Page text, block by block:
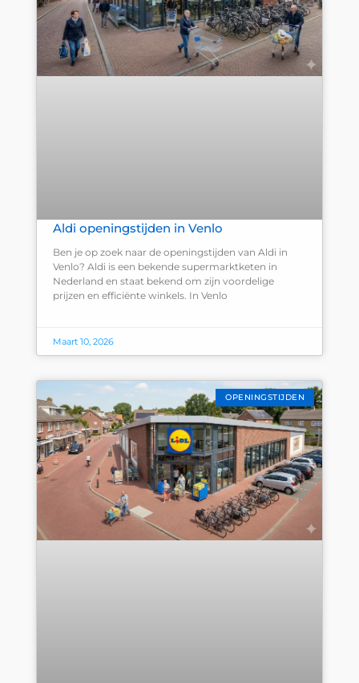
Aldi openingstijden in Venlo
Ben je op zoek naar de openingstijden van Aldi in
Venlo? Aldi is een bekende supermarktketen in
Nederland en staat bekend om zijn voordelige
prijzen en efficiënte winkels. In Venlo
Maart 10, 2026
OPENINGSTIJDEN